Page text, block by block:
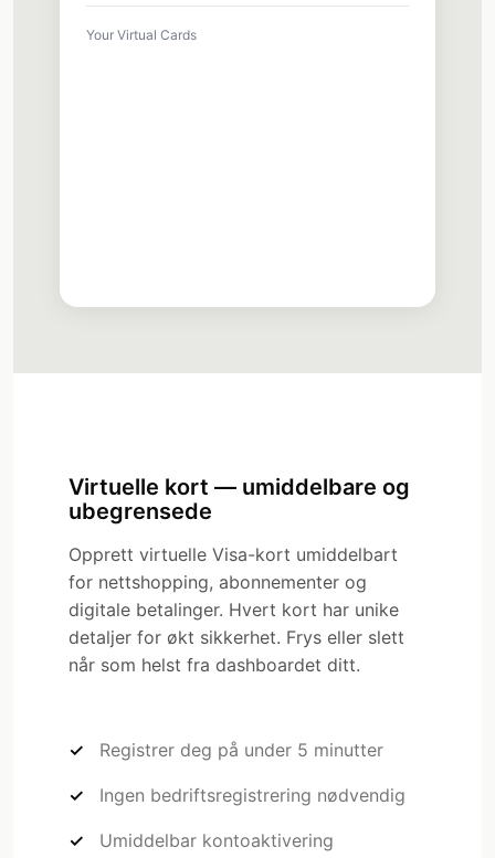
Your Virtual Cards
Virtuelle kort — umiddelbare og
ubegrensede
Opprett virtuelle Visa-kort umiddelbart
for nettshopping, abonnementer og
digitale betalinger. Hvert kort har unike
detaljer for økt sikkerhet. Frys eller slett
når som helst fra dashboardet ditt.
Registrer deg på under 5 minutter
Ingen bedriftsregistrering nødvendig
Umiddelbar kontoaktivering